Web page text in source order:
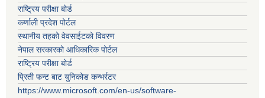
राष्ट्रिय परीक्षा बोर्ड
कर्णाली प्रदेश पोर्टल
स्थानीय तहको वेवसाईटको विवरण
नेपाल सरकारको आधिकारिक पोर्टल
राष्ट्रिय परीक्षा बोर्ड
प्रिती फन्ट बाट युनिकोड कन्भर्रटर
https://www.microsoft.com/en-us/software-